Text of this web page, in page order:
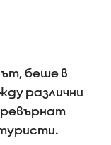
беше в
различни